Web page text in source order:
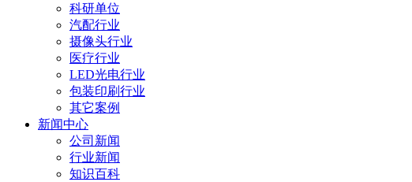
科研单位
汽配行业
摄像头行业
医疗行业
LED光电行业
包装印刷行业
其它案例
新闻中心
公司新闻
行业新闻
知识百科